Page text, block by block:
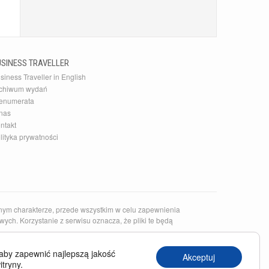
TRAVELLER
Traveller in English
wydań
prywatności
charakterze, przede wszystkim w celu zapewnienia
Korzystanie z serwisu oznacza, że pliki te będą
restauracje i linie lotnicze. To także najlepsze źródło
tutaj takżebilety lotniczedo Nowego Jorku.
zapewnić najlepszą jakość
Akceptuj